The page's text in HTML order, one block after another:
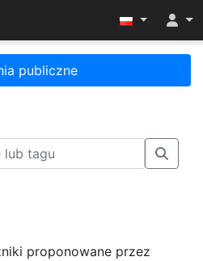
widoczność menu
publiczne
proponowane przez